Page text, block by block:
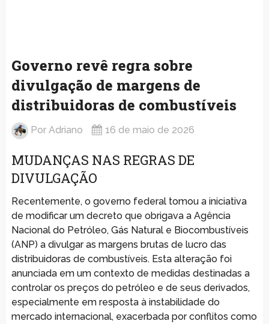
Governo revê regra sobre
divulgação de margens de
distribuidoras de combustíveis
Por Adriano 16 de maio de 2026
MUDANÇAS NAS REGRAS DE
DIVULGAÇÃO
Recentemente, o governo federal tomou a iniciativa
de modificar um decreto que obrigava a Agência
Nacional do Petróleo, Gás Natural e Biocombustíveis
(ANP) a divulgar as margens brutas de lucro das
distribuidoras de combustíveis. Esta alteração foi
anunciada em um contexto de medidas destinadas a
controlar os preços do petróleo e de seus derivados,
especialmente em resposta à instabilidade do
mercado internacional, exacerbada por conflitos como